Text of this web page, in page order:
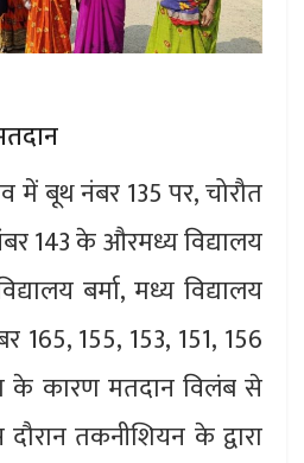
में बूथ नंबर 135 पर, चोरौत
143 के औरमध्य विद्यालय
बर्मा, मध्य विद्यालय
155, 153, 151, 156
के कारण मतदान विलंब से
तकनीशियन के द्वारा